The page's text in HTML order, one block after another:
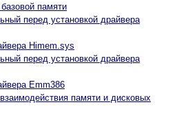
памяти
перед установкой драйвера
Himem.sys
перед установкой драйвера
Emm386
памяти и дисковых